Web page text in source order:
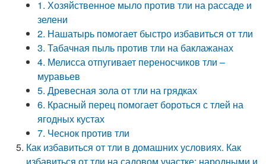
1. Хозяйственное мыло против тли на рассаде и
зелени
2. Нашатырь помогает быстро избавиться от тли
3. Табачная пыль против тли на баклажанах
4. Мелисса отпугивает переносчиков тли –
муравьев
5. Древесная зола от тли на грядках
6. Красный перец помогает бороться с тлей на
ягодных кустах
7. Чеснок против тли
Как избавиться от тли в домашних условиях. Как